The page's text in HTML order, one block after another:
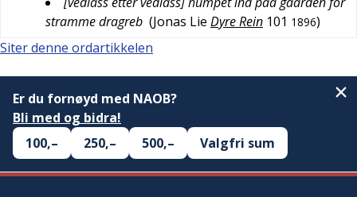
stramme dragreb (Jonas Lie Dyre Rein 101 1896)
Siter denne ordartikkelen
Er du fornøyd med NAOB?
Bli med og bidra!
100,–
250,– 500,– Valgfri sum